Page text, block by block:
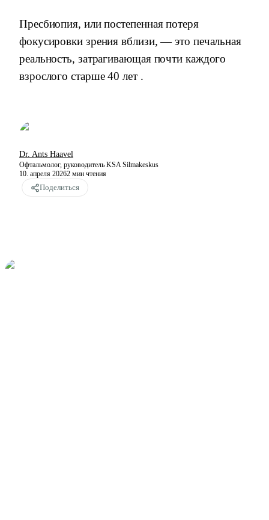
Пресбиопия, или постепенная потеря
фокусировки зрения вблизи, — это печальная
реальность, затрагивающая почти каждого
взрослого старше 40 лет .
Dr. Ants Haavel
Офтальмолог, руководитель KSA Silmakeskus
10. апреля 20262 мин чтения
Поделиться